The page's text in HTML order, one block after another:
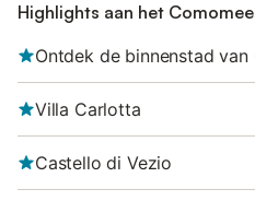
Highlights aan het
Ontdek de binnenstad van
Villa Carlotta
Castello di Vezio